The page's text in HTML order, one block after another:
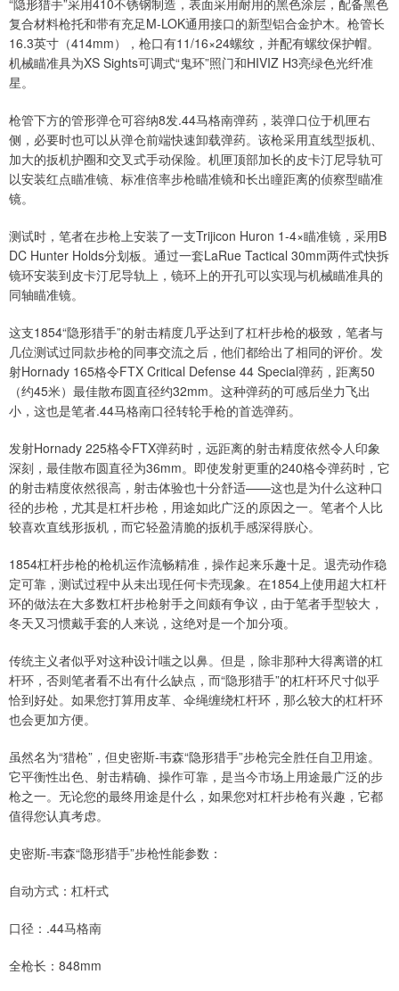
“隐形猎手”采用410不锈钢制造，表面采用耐用的黑色涂层，配备黑色
复合材料枪托和带有充足M-LOK通用接口的新型铝合金护木。枪管长
16.3英寸（414mm），枪口有11/16×24螺纹，并配有螺纹保护帽。
机械瞄准具为XS Sights可调式“鬼环”照门和HIVIZ H3亮绿色光纤准
星。
枪管下方的管形弹仓可容纳8发.44马格南弹药，装弹口位于机匣右
侧，必要时也可以从弹仓前端快速卸载弹药。该枪采用直线型扳机、
加大的扳机护圈和交叉式手动保险。机匣顶部加长的皮卡汀尼导轨可
以安装红点瞄准镜、标准倍率步枪瞄准镜和长出瞳距离的侦察型瞄准
镜。
测试时，笔者在步枪上安装了一支Trijicon Huron 1-4×瞄准镜，采用B
DC Hunter Holds分划板。通过一套LaRue Tactical 30mm两件式快拆
镜环安装到皮卡汀尼导轨上，镜环上的开孔可以实现与机械瞄准具的
同轴瞄准镜。
这支1854“隐形猎手”的射击精度几乎达到了杠杆步枪的极致，笔者与
几位测试过同款步枪的同事交流之后，他们都给出了相同的评价。发
射Hornady 165格令FTX Critical Defense 44 Special弹药，距离50
（约45米）最佳散布圆直径约32mm。这种弹药的可感后坐力飞出
小，这也是笔者.44马格南口径转轮手枪的首选弹药。
发射Hornady 225格令FTX弹药时，远距离的射击精度依然令人印象
深刻，最佳散布圆直径为36mm。即使发射更重的240格令弹药时，它
的射击精度依然很高，射击体验也十分舒适——这也是为什么这种口
径的步枪，尤其是杠杆步枪，用途如此广泛的原因之一。笔者个人比
较喜欢直线形扳机，而它轻盈清脆的扳机手感深得朕心。
1854杠杆步枪的枪机运作流畅精准，操作起来乐趣十足。退壳动作稳
定可靠，测试过程中从未出现任何卡壳现象。在1854上使用超大杠杆
环的做法在大多数杠杆步枪射手之间颇有争议，由于笔者手型较大，
冬天又习惯戴手套的人来说，这绝对是一个加分项。
传统主义者似乎对这种设计嗤之以鼻。但是，除非那种大得离谱的杠
杆环，否则笔者看不出有什么缺点，而“隐形猎手”的杠杆环尺寸似乎
恰到好处。如果您打算用皮革、伞绳缠绕杠杆环，那么较大的杠杆环
也会更加方便。
虽然名为“猎枪”，但史密斯-韦森“隐形猎手”步枪完全胜任自卫用途。
它平衡性出色、射击精确、操作可靠，是当今市场上用途最广泛的步
枪之一。无论您的最终用途是什么，如果您对杠杆步枪有兴趣，它都
值得您认真考虑。
史密斯-韦森“隐形猎手”步枪性能参数：
自动方式：杠杆式
口径：.44马格南
全枪长：848mm